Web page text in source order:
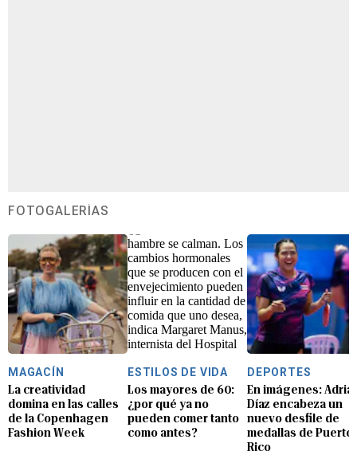
FOTOGALERÍAS
MAGACÍN
La creatividad
domina en las calles
de la Copenhagen
Fashion Week
ESTILOS DE VIDA
Los mayores de 60:
¿por qué ya no
pueden comer tanto
como antes?
DEPORTES
En imágenes:
Díaz encabeza un
nuevo desfile de
medallas de Puerto
Rico